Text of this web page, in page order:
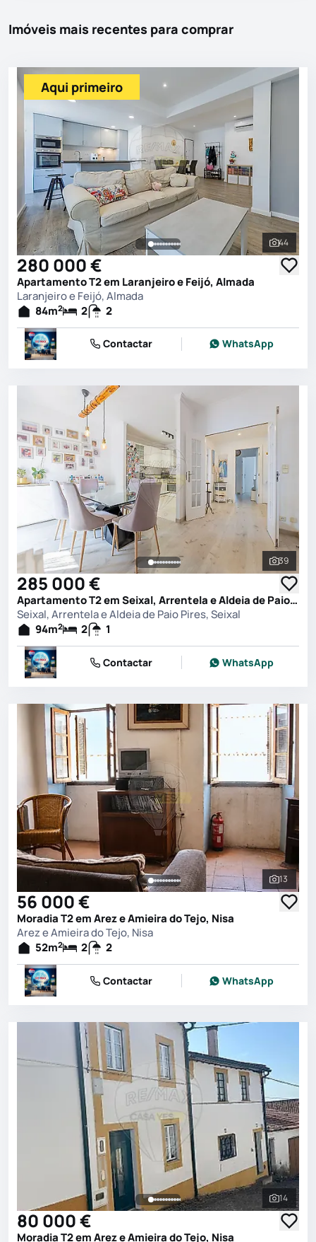
Imóveis mais recentes para comprar
Ver
44
Aqui primeiro
280 000 €
Apartamento T2 em Laranjeiro e Feijó, Almada
Laranjeiro e Feijó, Almada
84m2 2 2
Contactar WhatsApp
Ver
39
285 000 €
Apartamento T2 em Seixal, Arrentela e Aldeia de Paio Pires, Seixal
Seixal, Arrentela e Aldeia de Paio Pires, Seixal
94m2 2 1
Contactar WhatsApp
Ver
13
56 000 €
Moradia T2 em Arez e Amieira do Tejo, Nisa
Arez e Amieira do Tejo, Nisa
52m2 2 2
Contactar WhatsApp
Ver
14
80 000 €
Moradia T2 em Arez e Amieira do Tejo, Nisa